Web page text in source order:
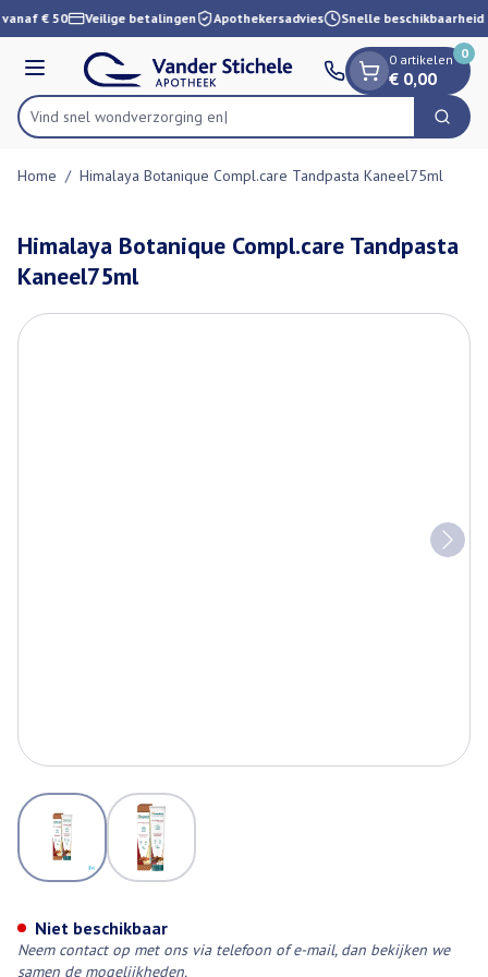
Ga naar de inhoud
1 van 1
€ 50 Veilige betalingen Apothekersadvies Snelle beschikbaarheid
Menu
Product, merk, categorie...
Vind snel wondverzo Zoek
0 artikelen
€ 0,00
0
Home / Himalaya Botanique Compl.care Tandpasta Kaneel75ml
Himalaya Botanique Compl.care Tandpasta
Kaneel75ml
View larger imageView larger image
Niet beschikbaar
Neem contact op met ons via telefoon of e-mail, dan bekijken we
samen de mogelijkheden.